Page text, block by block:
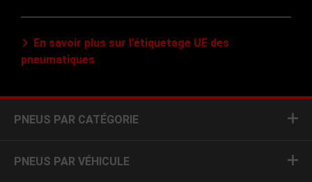
En savoir plus sur l’étiquetage UE des
pneumatiques
PNEUS PAR CATÉGORIE
PNEUS PAR VÉHICULE